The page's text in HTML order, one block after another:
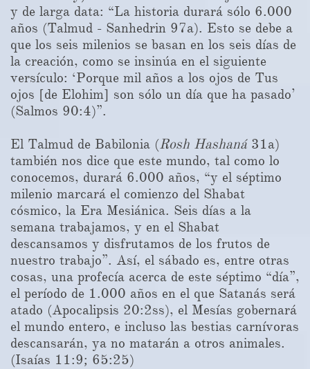
y de larga data: “La historia durará sólo 6.000
años (Talmud - Sanhedrin 97a). Esto se debe a
que los seis milenios se basan en los seis días de
la creación, como se insinúa en el siguiente
versículo: ‘Porque mil años a los ojos de Tus
ojos [de Elohim] son ​​sólo un día que ha pasado’
(Salmos 90:4)”.
El Talmud de Babilonia (Rosh Hashaná31a)
también nos dice que este mundo, tal como lo
conocemos, durará 6.000 años, “y el séptimo
milenio marcará el comienzo del Shabat
cósmico, la Era Mesiánica. Seis días a la
semana trabajamos, y en el Shabat
descansamos y disfrutamos de los frutos de
nuestro trabajo”. Así, el sábado es, entre otras
cosas, una profecía acerca de este séptimo “día”,
el período de 1.000 años en el que Satanás será
atado (Apocalipsis 20:2ss), el Mesías gobernará
el mundo entero, e incluso las bestias carnívoras
descansarán, ya no matarán a otros animales.
(Isaías 11:9; 65:25)